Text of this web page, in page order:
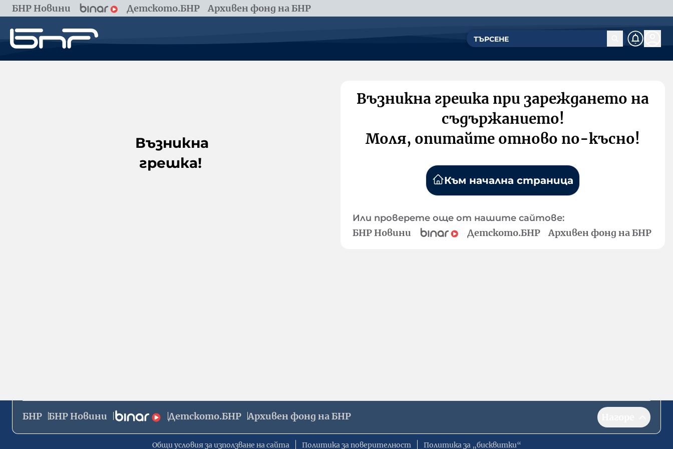
БНР Новини Детското.БНР Архивен фонд на БНР
Възникна
грешка!
Възникна грешка при зареждането на
съдържанието!
Моля, опитайте отново по-късно!
Към начална страница
Или проверете още от нашите сайтове:
БНР Новини Детското.БНР Архивен фонд на БНР
БНР БНР Новини Детското.БНР Архивен фонд на БНР
Общи условия за използване на сайта Политика за поверителност Политика за „бисквитки“